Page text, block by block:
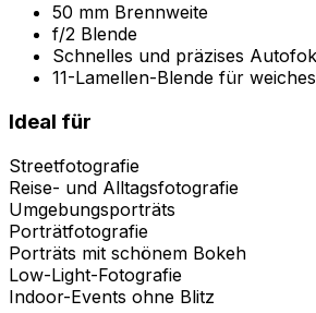
50 mm Brennweite
f/2 Blende
Schnelles und präzises
11-Lamellen-Blende für
Ideal für
Streetfotografie
Reise- und Alltagsfotografie
Umgebungsporträts
Porträtfotografie
Porträts mit schönem Bokeh
Low-Light-Fotografie
Indoor-Events ohne Blitz